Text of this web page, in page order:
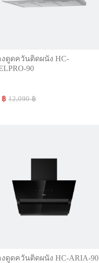
งดูดควันติดผนัง HC-
90
฿ 12,090 ฿
งดูดควันติดผนัง HC-ARIA-90